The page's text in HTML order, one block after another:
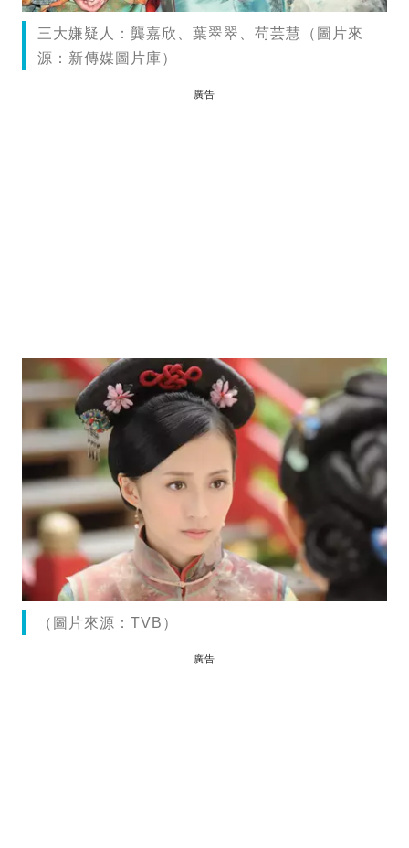
三大嫌疑人：龔嘉欣、葉翠翠、苟芸慧（圖片來
源：新傳媒圖片庫）
廣告
（圖片來源：TVB）
廣告